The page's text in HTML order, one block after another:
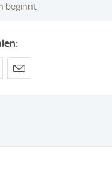
beginnt